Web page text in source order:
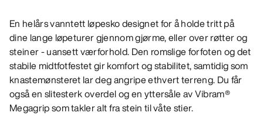
En helårs vanntett løpesko designet for å holde tritt på
dine lange løpeturer gjennom gjørme, eller over røtter og
steiner - uansett værforhold. Den romslige forfoten og det
stabile midtfotfestet gir komfort og stabilitet, samtidig som
knastemønsteret lar deg angripe ethvert terreng. Du får
også en slitesterk overdel og en yttersåle av Vibram®
Megagrip som takler alt fra stein til våte stier.